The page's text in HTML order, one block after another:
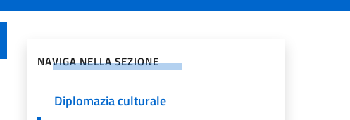
NAVIGA NELLA SEZIONE
Diplomazia culturale